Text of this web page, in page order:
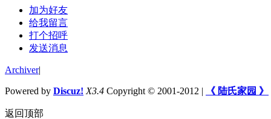
加为好友
给我留言
打个招呼
发送消息
Archiver|
Powered by Discuz! X3.4 Copyright © 2001-2012 | 《 陆氏家园 》
返回顶部